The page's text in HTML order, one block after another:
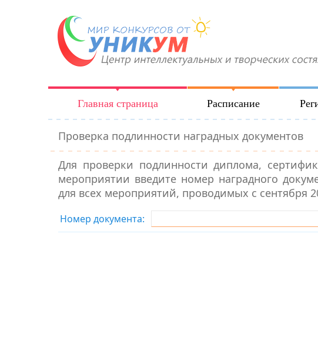
Главная страница Расписание
Проверка подлинности наградных документов
Для проверки подлинности диплома,
мероприятии введите номер наградного
для всех мероприятий, проводимых с сентября
Номер документа: